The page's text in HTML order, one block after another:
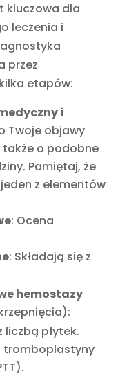
kluczowa dla
leczenia i
przez
etapów:
i
Twoje objawy
także o podobne
Pamiętaj, że
z elementów
: Ocena
: Składają się z
hemostazy
liczbą płytek.
tromboplastyny